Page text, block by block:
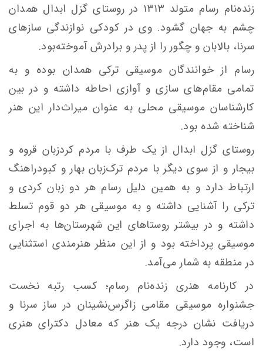
زنده‌نام رسام متولد ۱۳۱۳ در روستای گزل ابدال همدان
چشم به جهان گشود. وی در کودکی نوازندگی سازهای
سرنا، بالابان و چگور را از پدر و برادرش آموخته‌بود.
رسام از خوانندگان موسیقی ترکی همدان بوده و به
تمامی مقام‌های سازی و آوازی احاطه داشته و در بین
کارشناسان موسیقی محلی به عنوان میراث‌دار این هنر
شناخته‌ شده بود.
روستای گزل ابدال از یک طرف با مردم کردزبان قروه و
بیجار و از سوی دیگر با مردم ترک‌زبان بهار و کبودراهنگ
ارتباط دارد و به همین دلیل رسام هر دو زبان کردی و
ترکی را آشنایی داشته و به موسیقی هر دو قوم تسلط
داشته و در بیشتر روستاهای این شهرستان‌ها به اجرای
موسیقی پرداخته بود و از این منظر هنرمندی استثنایی
در منطقه به شمار می‌آمد.
در کارنامه هنری زنده‌نام رسام؛ کسب رتبه نخست
جشنواره موسیقی مقامی زاگرس‌نشینان در ساز سرنا و
دریافت نشان درجه یک هنر که معادل دکترای هنری
است، وجود دارد.